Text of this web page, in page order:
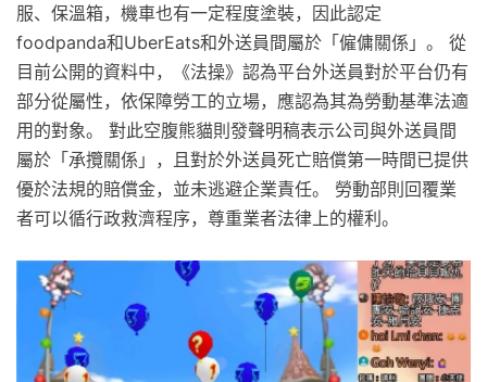
服、保溫箱，機車也有一定程度塗裝，因此認定
foodpanda和UberEats和外送員間屬於「僱傭關係」。 從
目前公開的資料中，《法操》認為平台外送員對於平台仍有
部分從屬性，依保障勞工的立場，應認為其為勞動基準法適
用的對象。 對此空腹熊貓則發聲明稿表示公司與外送員間
屬於「承攬關係」，且對於外送員死亡賠償第一時間已提供
優於法規的賠償金，並未逃避企業責任。 勞動部則回覆業
者可以循行政救濟程序，尊重業者法律上的權利。